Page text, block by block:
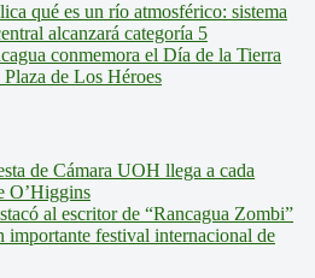
qué es un río atmosférico: sistema
alcanzará categoría 5
conmemora el Día de la Tierra
de Los Héroes
de Cámara UOH llega a cada
O’Higgins
al escritor de “Rancagua Zombi”
importante festival internacional de